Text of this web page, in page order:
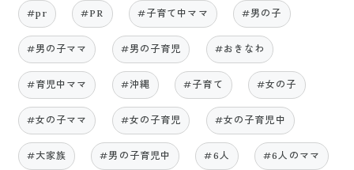
#pr #PR #子育て中ママ #男の子
#男の子ママ #男の子育児 #おきなわ
#育児中ママ #沖縄 #子育て #女の子
#女の子ママ #女の子育児 #女の子育児中
#大家族 #男の子育児中 #6人 #6人のママ